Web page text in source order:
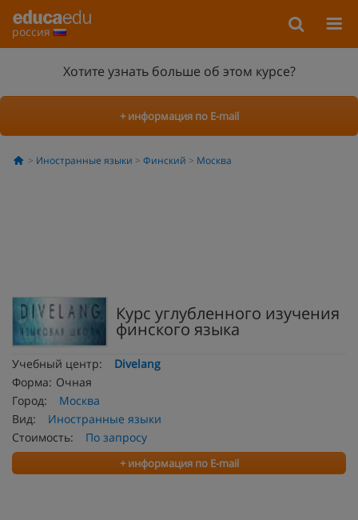
россия
Хотите узнать больше об этом курсе?
+ информация по E-mail
Иностранные языки Финский Москва
Курс углубленного изучения
финского языка
Учебный центр:
Divelang
Форма: Очная
Город:
Москва
Вид:
Иностранные языки
Стоимость:
По запросу
+ информация по E-mail